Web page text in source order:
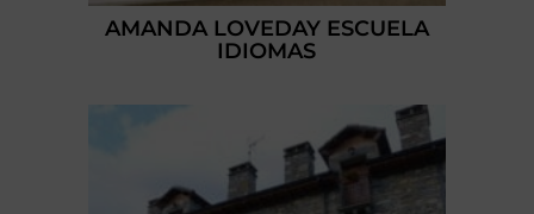
AMANDA LOVEDAY ESCUELA
IDIOMAS